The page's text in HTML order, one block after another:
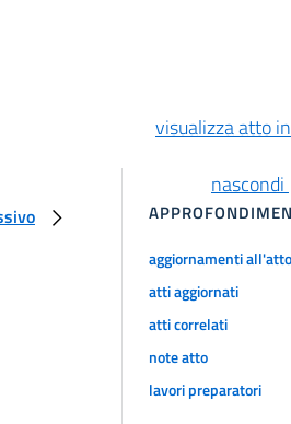
visualizza atto
nascondi
aggiornamenti all'atto
atti aggiornati
atti correlati
note atto
lavori preparatori